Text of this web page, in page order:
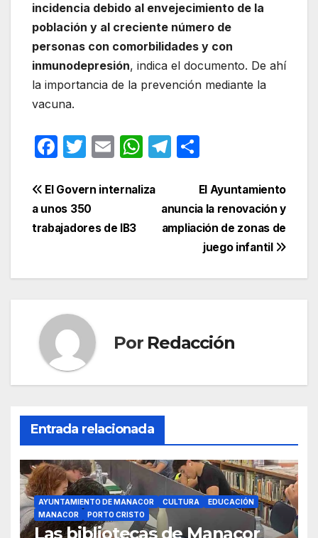
incidencia debido al envejecimiento de la
población y al creciente número de
personas con comorbilidades y con
inmunodepresión, indica el documento. De ahí
la importancia de la prevención mediante la
vacuna.
F
c
e
b
o
T
itt
er
E
ail
W
at
p
T
gr
a
m
p
ar
tir
Navegación
de
El Ayuntamiento
anuncia la renovación y
ampliación de zonas de
juego infantil
El Govern internaliza
a unos 350
trabajadores de IB3
Por Redacción
Entrada relacionada
AYUNTAMIENTO DE MANACOR CULTURA
EDUCACIÓN
MANACOR
PORTO CRISTO
Las bibliotecas de Manacor